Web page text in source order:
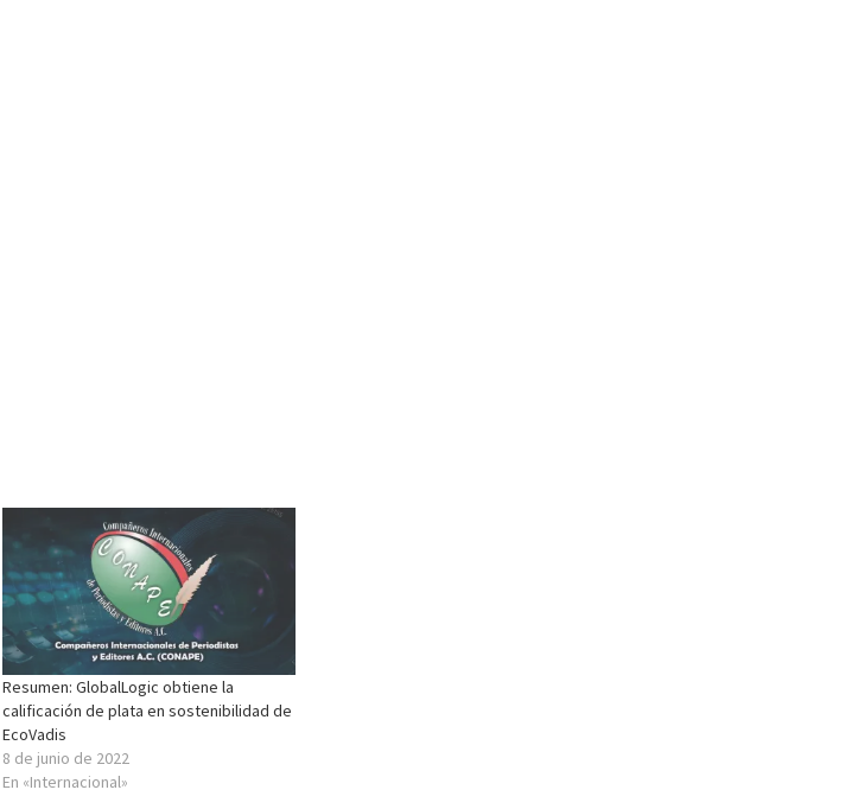
Resumen: GlobalLogic obtiene la
calificación de plata en sostenibilidad de
EcoVadis
8 de junio de 2022
En «Internacional»